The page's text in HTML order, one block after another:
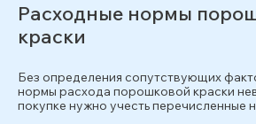
Расходные нормы
краски
Без определения сопутствующих
нормы расхода порошковой краски
покупке нужно учесть перечисленные